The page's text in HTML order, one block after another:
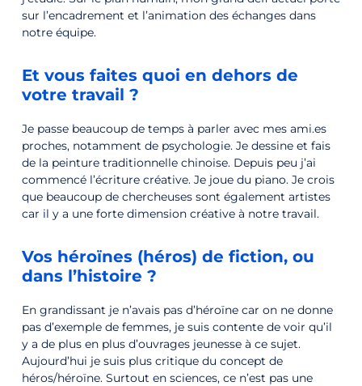
sur l’encadrement et l’animation des échanges dans
notre équipe.
Et vous faites quoi en dehors de
votre travail ?
Je passe beaucoup de temps à parler avec mes ami.es
proches, notamment de psychologie. Je dessine et fais
de la peinture traditionnelle chinoise. Depuis peu j’ai
commencé l’écriture créative. Je joue du piano. Je crois
que beaucoup de chercheuses sont également artistes
car il y a une forte dimension créative à notre travail.
Vos héroïnes (héros) de fiction, ou
dans l’histoire ?
En grandissant je n’avais pas d’héroïne car on ne donne
pas d’exemple de femmes, je suis contente de voir qu’il
y a de plus en plus d’ouvrages jeunesse à ce sujet.
Aujourd’hui je suis plus critique du concept de
héros/héroïne. Surtout en sciences, ce n’est pas une